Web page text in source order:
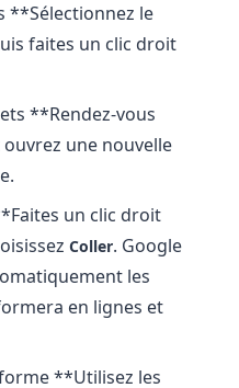
**Sélectionnez le
faites un clic droit
**Rendez-vous
une nouvelle
un clic droit
Coller. Google
les
en lignes et
**Utilisez les